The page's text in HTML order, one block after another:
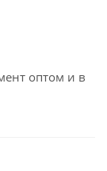
оптом и в